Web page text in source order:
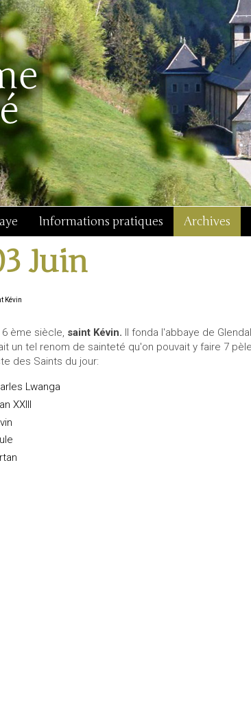
Informations pratiques Archives
Juin
Kévin
6 ème siècle, saint Kévin. Il fonda l'abbaye de
un tel renom de sainteté qu'on pouvait y faire 7
des Saints du jour:
Lwanga
XXIII